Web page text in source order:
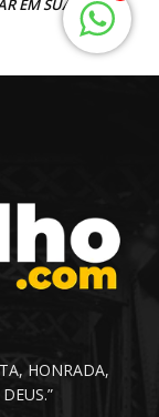
HONRADA,